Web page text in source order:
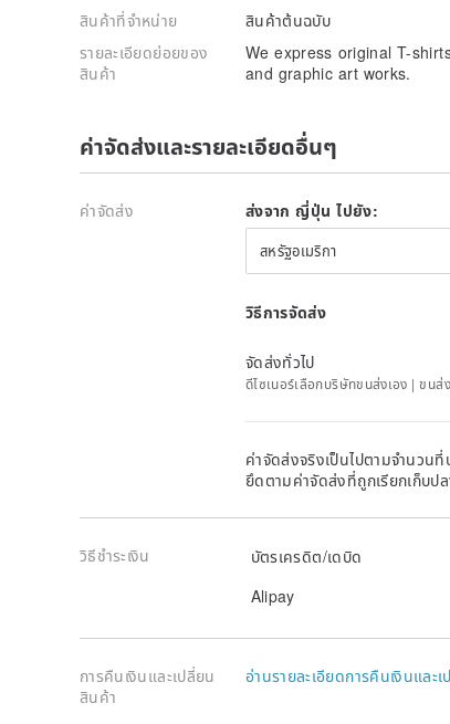
สินค้าที่จำหน่าย
สินค้าต้นฉบับ
รายละเอียดย่อยของ
สินค้า
We express original T-
and graphic art works.
ค่าจัดส่งและรายละเอียดอื่นๆ
ค่าจัดส่ง ส่งจาก ญี่ปุ่น ไปยัง:
สหรัฐอเมริกา
วิธีการจัดส่ง
จัดส่งทั่วไป
ดีไซเนอร์เลือกบริษัทขนส่งเอง | ขน
ค่าจัดส่งจริงเป็นไปตามจำนวนที่
ยึดตามค่าจัดส่งที่ถูกเรียกเก็บป
วิธีชำระเงิน
บัตรเครดิต/เดบิด
Alipay
การคืนเงินและเปลี่ยน
สินค้า
อ่านรายละเอียดการคืนเงินและ